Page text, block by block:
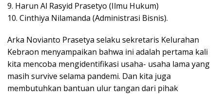
9. Harun Al Rasyid Prasetyo (Ilmu Hukum)
10. Cinthiya Nilamanda (Administrasi Bisnis).
Arka Novianto Prasetya selaku sekretaris Kelurahan
Kebraon menyampaikan bahwa ini adalah pertama kali
kita mencoba mengidentifikasi usaha- usaha lama yang
masih survive selama pandemi. Dan kita juga
membutuhkan bantuan ulur tangan dari pihak